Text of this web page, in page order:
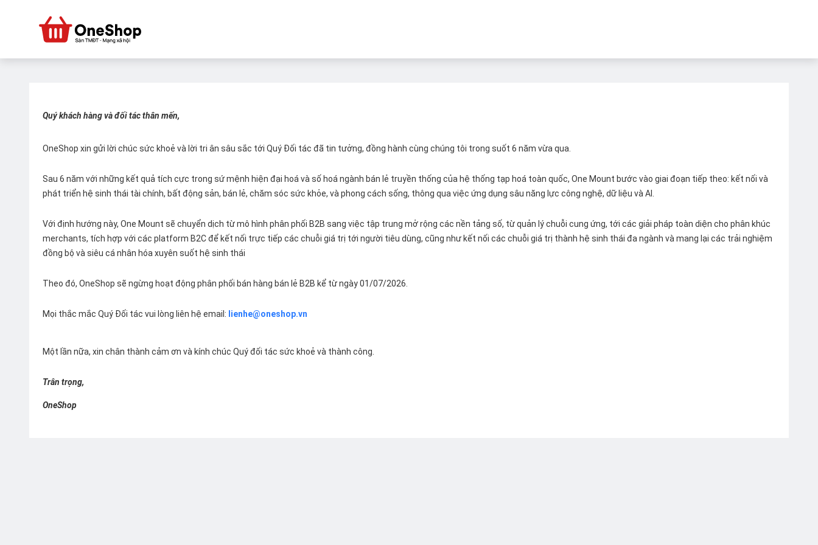
Quý khách hàng và đối tác thân mến,
OneShop xin gửi lời chúc sức khoẻ và lời tri ân sâu sắc tới Quý Đối tác đã tin tưởng, đồng hành cùng chúng tôi trong suốt 6 năm vừa qua.
Sau 6 năm với những kết quả tích cực trong sứ mệnh hiện đại hoá và số hoá ngành bán lẻ truyền thống của hệ thống tạp hoá toàn quốc, One Mount bước vào giai đoạn tiếp theo: kết nối và
phát triển hệ sinh thái tài chính, bất động sản, bán lẻ, chăm sóc sức khỏe, và phong cách sống, thông qua việc ứng dụng sâu năng lực công nghệ, dữ liệu và AI.
Với định hướng này, One Mount sẽ chuyển dịch từ mô hình phân phối B2B sang việc tập trung mở rộng các nền tảng số, từ quản lý chuỗi cung ứng, tới các giải pháp toàn diện cho phân khúc
merchants, tích hợp với các platform B2C để kết nối trực tiếp các chuỗi giá trị tới người tiêu dùng, cũng như kết nối các chuỗi giá trị thành hệ sinh thái đa ngành và mang lại các trải nghiệm
đồng bộ và siêu cá nhân hóa xuyên suốt hệ sinh thái
Theo đó, OneShop sẽ ngừng hoạt động phân phối bán hàng bán lẻ B2B kể từ ngày 01/07/2026.
Mọi thắc mắc Quý Đối tác vui lòng liên hệ email: lienhe@oneshop.vn
Một lần nữa, xin chân thành cảm ơn và kính chúc Quý đối tác sức khoẻ và thành công.
Trân trọng,
OneShop